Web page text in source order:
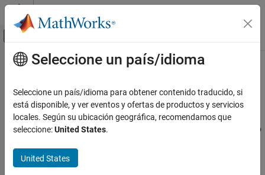
Saltar al contenido
Mostrar/ocultar menú de navegación
Inicio de Documentación
Simscape
Bibliotecas de bloques Foundation
Categoría
Contenido principal
Operadores lineales
Bloques que simulan funciones de tiempo continuo para señales
físicas
Esta biblioteca contiene bloques que simulan funciones de tiempo
Bloques de Simscape
Seleccione un país/idioma
Seleccione un país/idioma para obtener contenido traducido, si
está disponible, y ver eventos y ofertas de productos y servicios
locales. Según su ubicación geográfica, recomendamos que
seleccione:United States.
United States